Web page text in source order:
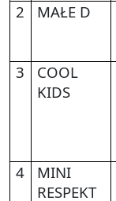
2
MAŁE D
3
COOL
KIDS
4
MINI
RESPEKT